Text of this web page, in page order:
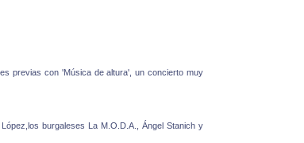
previas con 'Música de altura', un concierto muy
burgaleses La M.O.D.A., Ángel Stanich y